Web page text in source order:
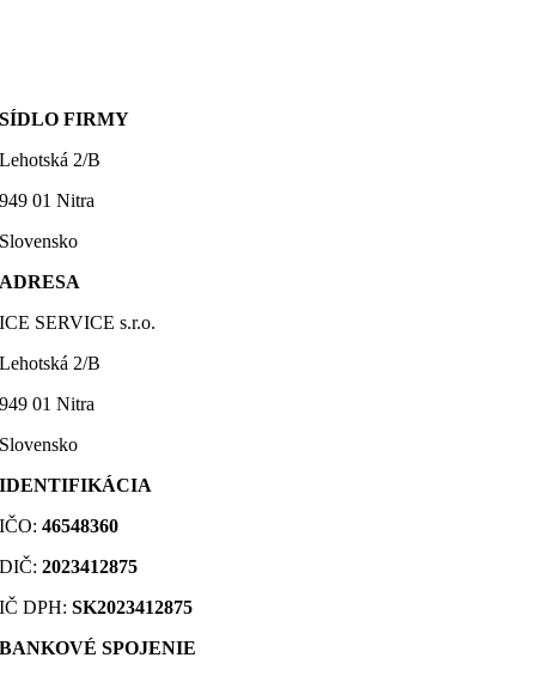
SÍDLO FIRMY
Lehotská 2/B
949 01 Nitra
Slovensko
ADRESA
ICE SERVICE s.r.o.
Lehotská 2/B
949 01 Nitra
Slovensko
IDENTIFIKÁCIA
IČO:46548360
DIČ:2023412875
IČ DPH:SK2023412875
BANKOVÉ SPOJENIE